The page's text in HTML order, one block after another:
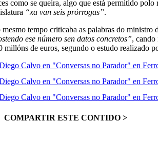
como se queira, algo que está permitido
“xa van seis prórrogas”.
tempo criticaba as palabras do
ese número sen datos concretos”, cando
millóns de euros, segundo o estudo realizado
COMPARTIR ESTE CONTIDO >